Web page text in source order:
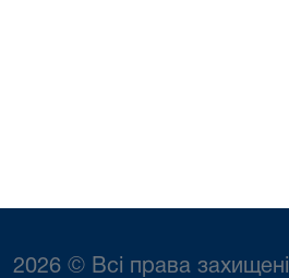
2026 © Всі права захищені